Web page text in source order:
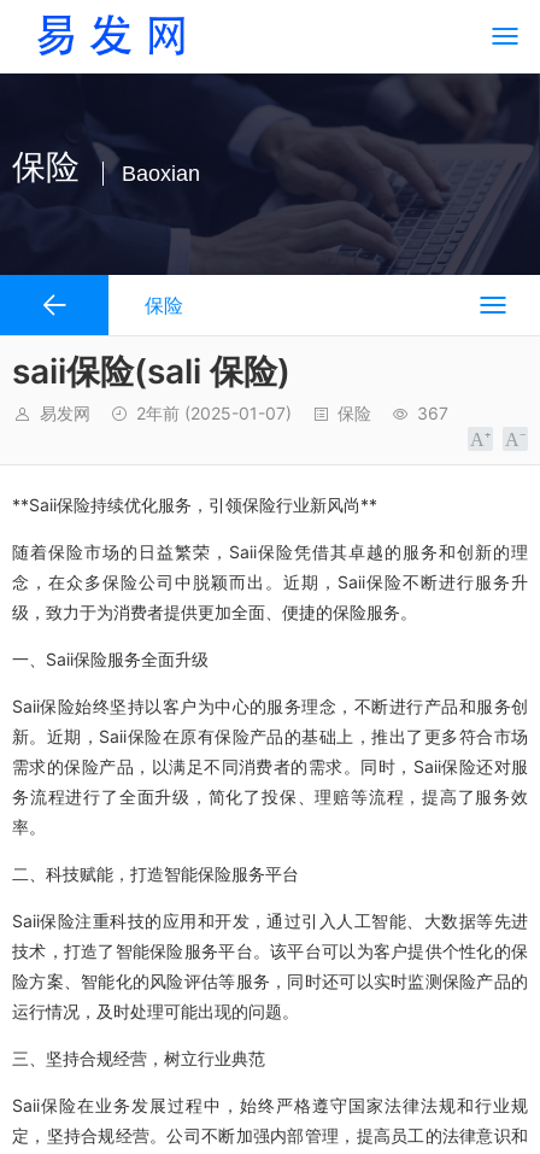
保险 Baoxian
保险
saii保险(sali 保险)
易发网 2年前 (2025-01-07) 保险 367
**Saii保险持续优化服务，引领保险行业新风尚**
随着保险市场的日益繁荣，Saii保险凭借其卓越的服务和创新的理
念，在众多保险公司中脱颖而出。近期，Saii保险不断进行服务升
级，致力于为消费者提供更加全面、便捷的保险服务。
一、Saii保险服务全面升级
Saii保险始终坚持以客户为中心的服务理念，不断进行产品和服务创
新。近期，Saii保险在原有保险产品的基础上，推出了更多符合市场
需求的保险产品，以满足不同消费者的需求。同时，Saii保险还对服
务流程进行了全面升级，简化了投保、理赔等流程，提高了服务效
率。
二、科技赋能，打造智能保险服务平台
Saii保险注重科技的应用和开发，通过引入人工智能、大数据等先进
技术，打造了智能保险服务平台。该平台可以为客户提供个性化的保
险方案、智能化的风险评估等服务，同时还可以实时监测保险产品的
运行情况，及时处理可能出现的问题。
三、坚持合规经营，树立行业典范
Saii保险在业务发展过程中，始终严格遵守国家法律法规和行业规
定，坚持合规经营。公司不断加强内部管理，提高员工的法律意识和